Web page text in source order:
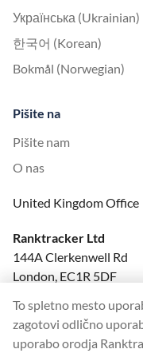
Українська (Ukrainian)
한국어 (Korean)
Bokmål (Norwegian)
Pišite na
Pišite nam
O nas
United Kingdom Office
Ranktracker Ltd
144A Clerkenwell Rd
London, EC1R 5DF
felix@ranktracker.com
To spletno mesto
zagotovi odlično
uporabo orodja